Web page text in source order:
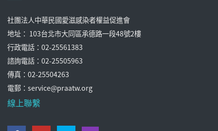
社團法人中華民國愛滋感染者權益促進會
地址： 103台北市大同區承德路一段48號2樓
行政電話：02-25561383
諮詢電話：02-25505963
傳真：02-25504263
電郵：service@praatw.org
線上聯繫